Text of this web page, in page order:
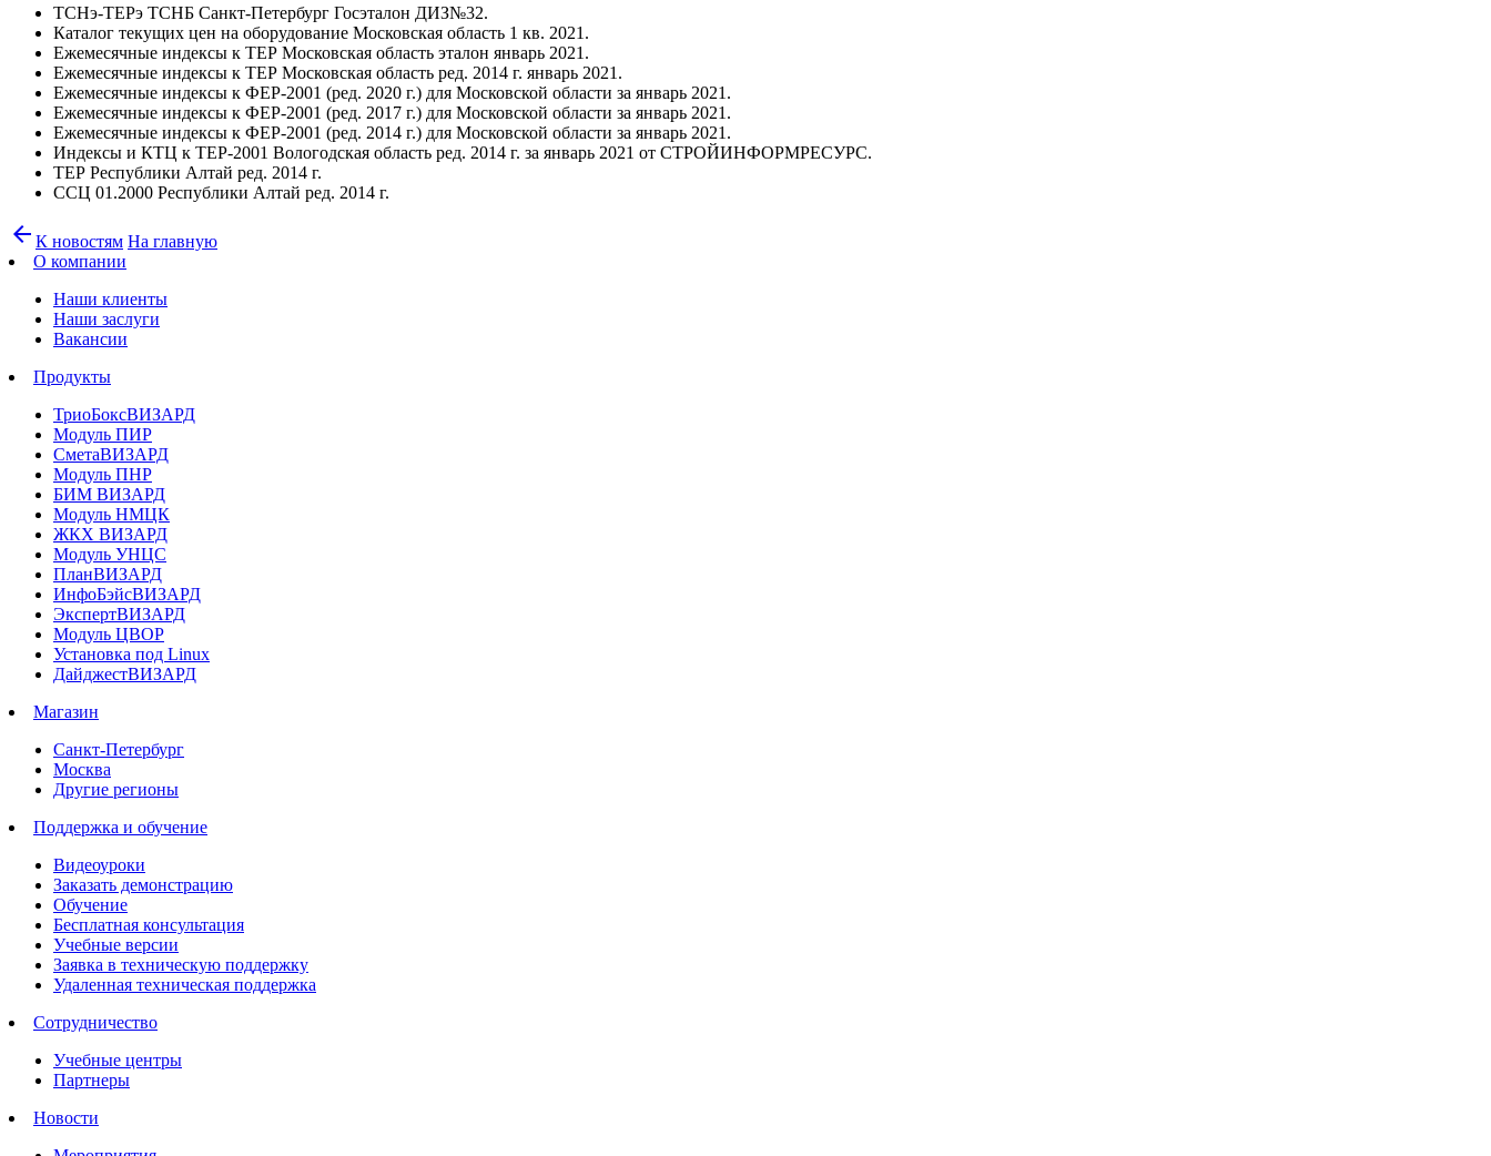
ТСНэ-ТЕРэ ТСНБ Санкт-Петербург Госэталон ДИЗ№32.
Каталог текущих цен на оборудование Московская область 1 кв. 2021.
Ежемесячные индексы к ТЕР Московская область эталон январь 2021.
Ежемесячные индексы к ТЕР Московская область ред. 2014 г. январь 2021.
Ежемесячные индексы к ФЕР-2001 (ред. 2020 г.) для Московской области за январь 2021.
Ежемесячные индексы к ФЕР-2001 (ред. 2017 г.) для Московской области за январь 2021.
Ежемесячные индексы к ФЕР-2001 (ред. 2014 г.) для Московской области за январь 2021.
Индексы и КТЦ к ТЕР-2001 Вологодская область ред. 2014 г. за январь 2021 от СТРОЙИНФОРМРЕСУРС.
ТЕР Республики Алтай ред. 2014 г.
ССЦ 01.2000 Республики Алтай ред. 2014 г.
arrow_back К новостям На главную
О компании
Наши клиенты
Наши заслуги
Вакансии
Продукты
ТриоБоксВИЗАРД
Модуль ПИР
СметаВИЗАРД
Модуль ПНР
БИМ ВИЗАРД
Модуль НМЦК
ЖКХ ВИЗАРД
Модуль УНЦС
ПланВИЗАРД
ИнфоБэйсВИЗАРД
ЭкспертВИЗАРД
Модуль ЦВОР
Установка под Linux
ДайджестВИЗАРД
Магазин
Санкт-Петербург
Москва
Другие регионы
Поддержка и обучение
Видеоуроки
Заказать демонстрацию
Обучение
Бесплатная консультация
Учебные версии
Заявка в техническую поддержку
Удаленная техническая поддержка
Сотрудничество
Учебные центры
Партнеры
Новости